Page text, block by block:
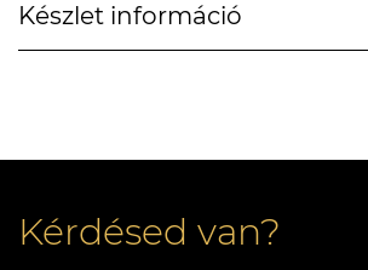
Készlet információ
Kérdésed van?